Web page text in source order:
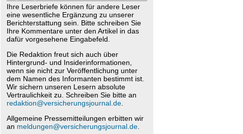
Ihre Leserbriefe können für andere Leser
eine wesentliche Ergänzung zu unserer
Berichterstattung sein. Bitte schreiben Sie
Ihre Kommentare unter den Artikel in das
dafür vorgesehene Eingabefeld.
Die Redaktion freut sich auch über
Hintergrund- und Insiderinformationen,
wenn sie nicht zur Veröffentlichung unter
dem Namen des Informanten bestimmt ist.
Wir sichern unseren Lesern absolute
Vertraulichkeit zu. Schreiben Sie bitte an
redaktion@versicherungsjournal.de.
Allgemeine Pressemitteilungen erbitten wir
an meldungen@versicherungsjournal.de.